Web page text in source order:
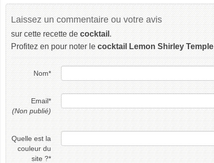
Laissez un commentaire ou votre avis
sur cette recette de cocktail .
Profitez en pour noter le cocktail Lemon Shirley Temple
Nom*
Email*
(Non publié)
Quelle est la
couleur du
site ?*